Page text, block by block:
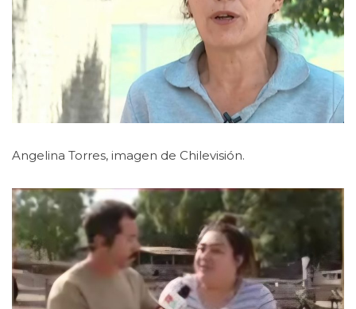
Angelina Torres, imagen de Chilevisión.